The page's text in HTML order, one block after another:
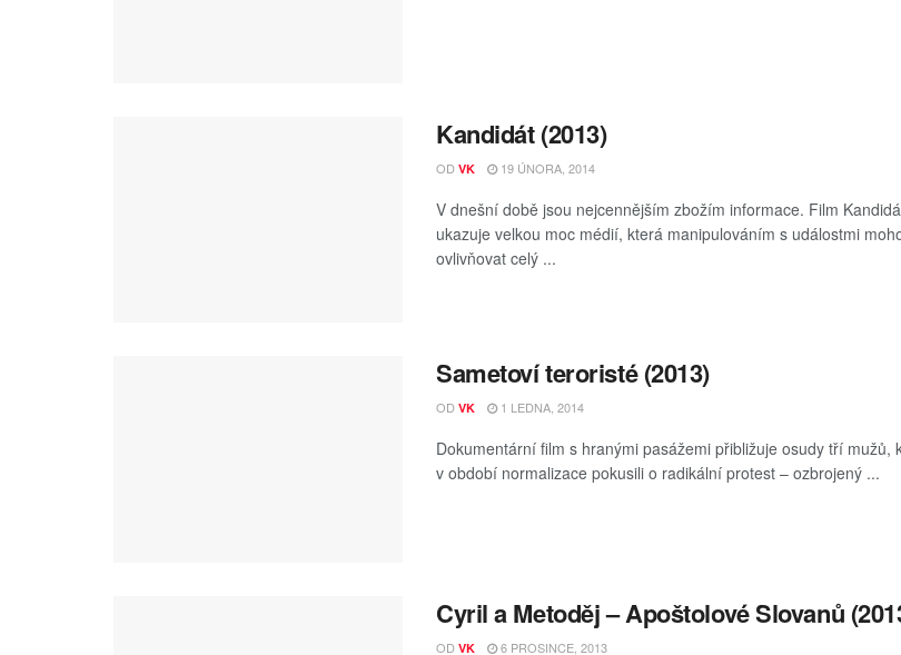
Kandidát (2013)
OD VK 19 ÚNORA, 2014
V dnešní době jsou nejcennějším zbožím informace. Film
ukazuje velkou moc médií, která manipulováním s událostmi
ovlivňovat celý ...
Sametoví teroristé (2013)
OD VK 1 LEDNA, 2014
Dokumentární film s hranými pasážemi přibližuje osudy tří mužů,
v období normalizace pokusili o radikální protest – ozbrojený ...
Cyril a Metoděj – Apoštolové Slovanů
OD VK 6 PROSINCE, 2013